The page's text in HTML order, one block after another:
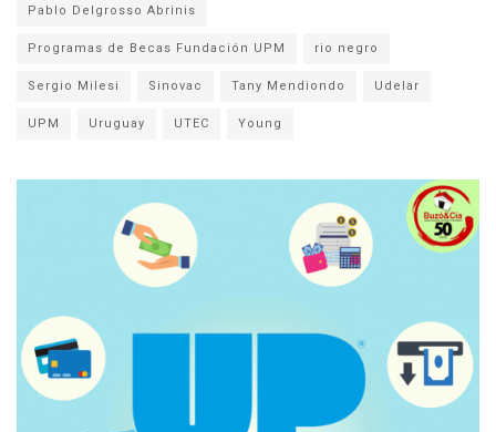
Pablo Delgrosso Abrinis
Programas de Becas Fundación UPM rio negro
Sergio Milesi Sinovac Tany Mendiondo Udelar
UPM Uruguay UTEC Young